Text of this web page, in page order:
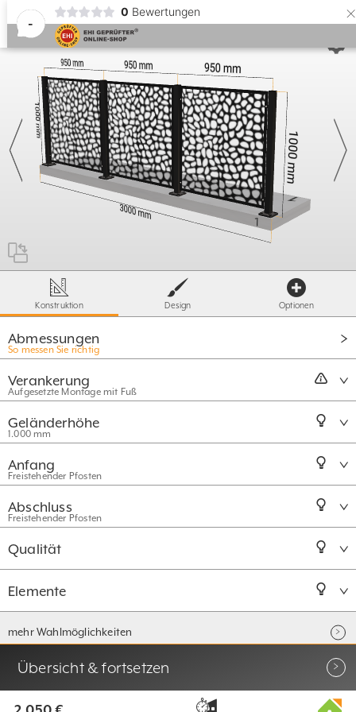
-
0 Bewertungen ×
ST= 1600 / 1800
≥ 500mm
≥40mm
≤95mm
≤ S
- 60mm X
Konstruktion Design Optionen
Abmessungen
So messen Sie richtig
Verankerung
Aufgesetzte Montage mit Fuß
Geländerhöhe
1.000 mm
Anfang
Freistehender Pfosten
Abschluss
Freistehender Pfosten
Qualität
Elemente
mehr Wahlmöglichkeiten
Übersicht & fortsetzen